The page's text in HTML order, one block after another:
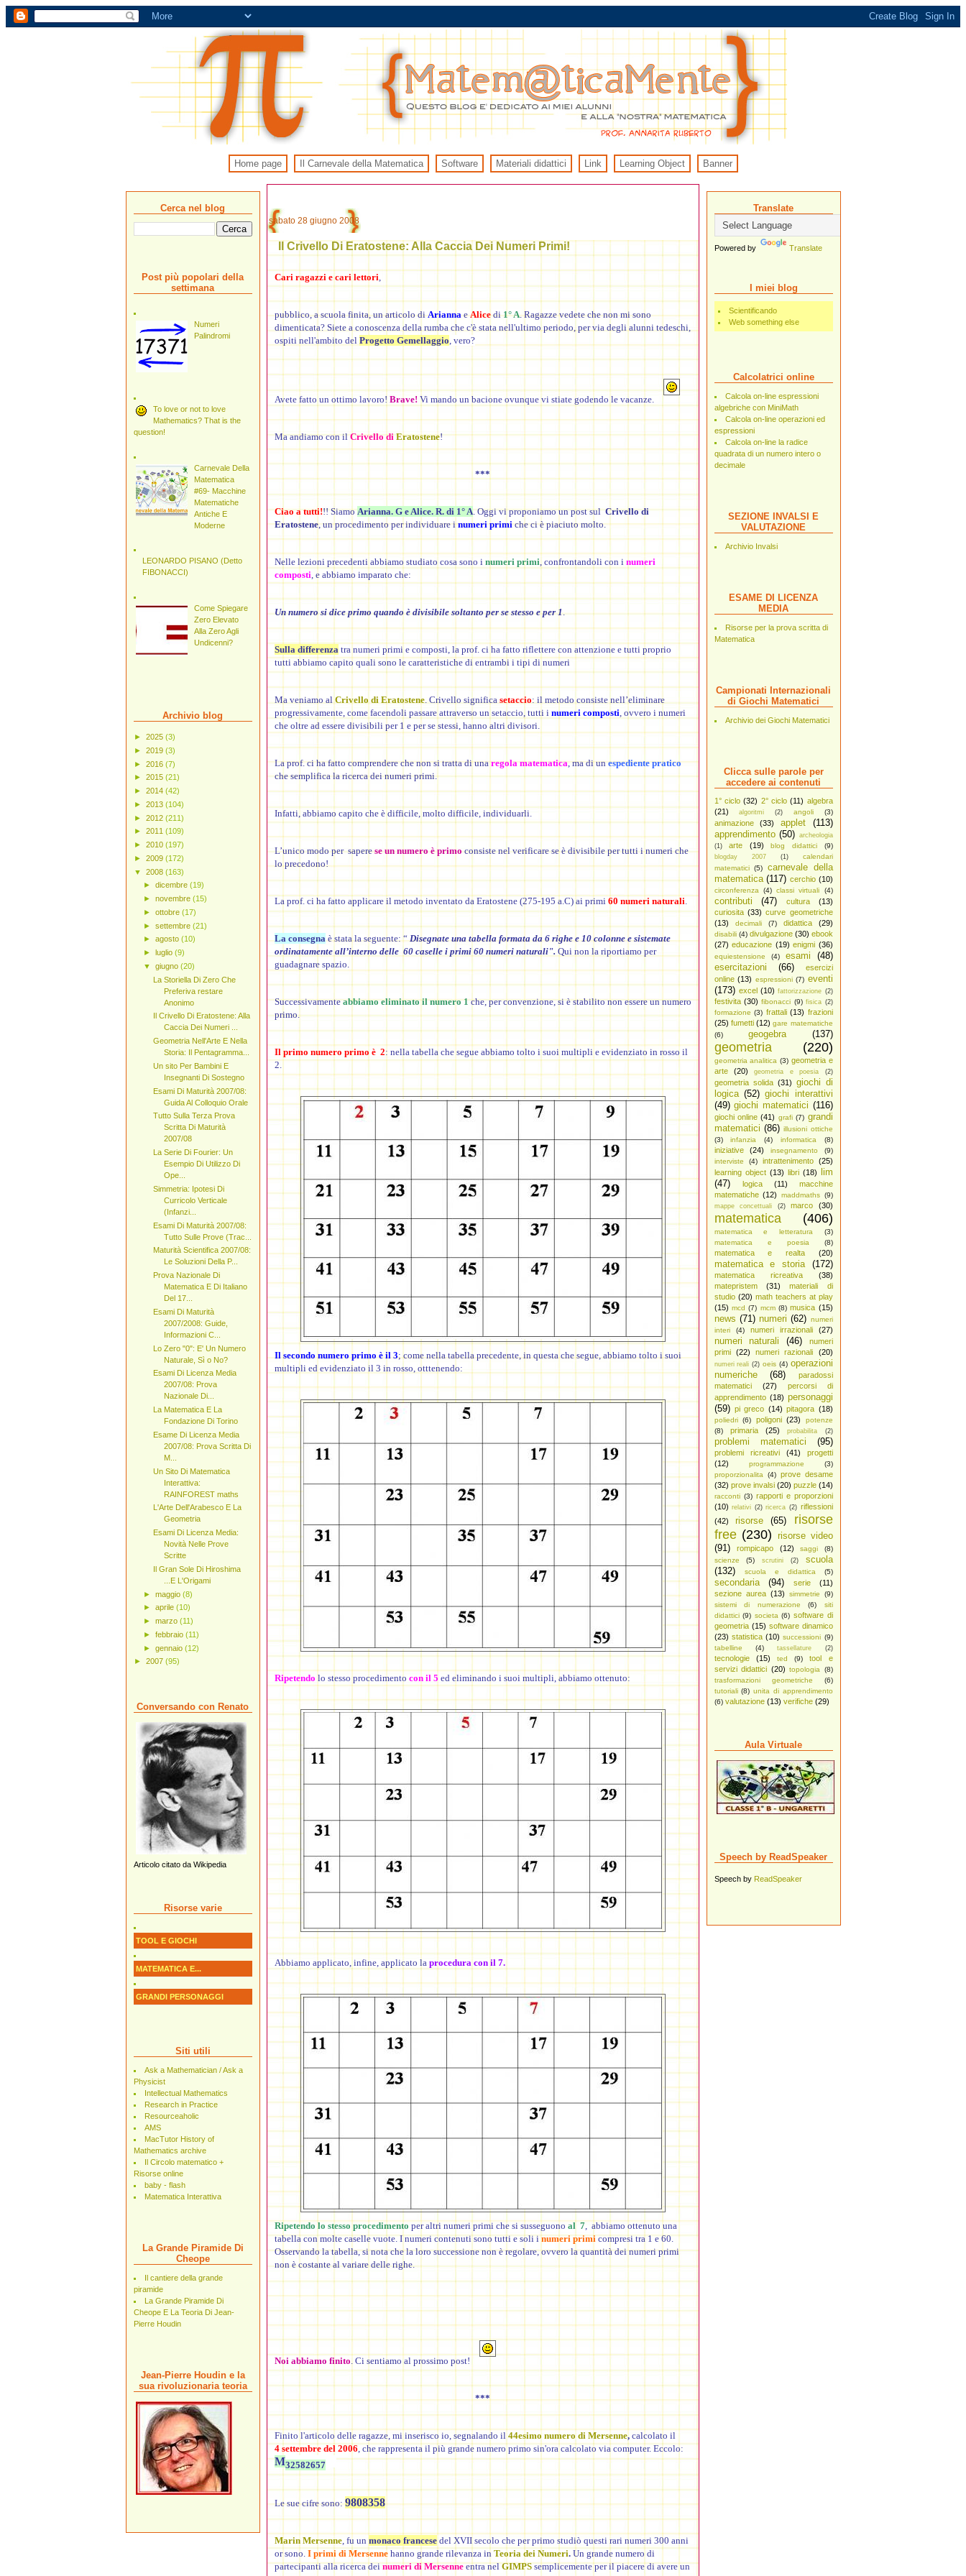
Home page Il Carnevale della Matematica Software Materiali didattici Link Learning Object Banner
Translate
Powered by Translate
I miei blog
Scientificando
Web something else
Calcolatrici online
Calcola on-line espressioni
algebriche con MiniMath
Calcola on-line operazioni ed
espressioni
Calcola on-line la radice
quadrata di un numero intero o
decimale
SEZIONE INVALSI E
VALUTAZIONE
Archivio Invalsi
ESAME DI LICENZA
MEDIA
Risorse per la prova scritta di
Matematica
Campionati Internazionali
di Giochi Matematici
Archivio dei Giochi Matematici
Clicca sulle parole per
accedere ai contenuti
1° ciclo (32) 2° ciclo (11) algebra
(21)
algoritmi (2) angoli (3)
animazione (33) applet
(113)
apprendimento (50) archeologia
(1)
arte (19) blog didattici (9)
blogday 2007 (1)
calendari
matematici
(5)
carnevale della
matematica (117) cerchio (10)
circonferenza (4) classi virtuali (4)
contributi (47) cultura
(13)
curiosita (33) curve geometriche
(13)
decimali (7) didattica (29)
disabili (4) divulgazione (30) ebook
(27) educazione (19) enigmi (36)
equiestensione (4) esami
(48)
esercitazioni
(66)
esercizi
online (13) espressioni (7) eventi
(173) excel (10) fattorizzazione (2)
festivita (30) fibonacci (9) fisica (2)
formazione (3) frattali (13) frazioni
(25) fumetti (12) gare matematiche
(6)
geogebra (137)
geometria (220)
geometria analitica (3) geometria e
arte
(20) geometria e poesia (2)
geometria solida (31) giochi di
logica (52) giochi interattivi
(49) giochi matematici (116)
giochi online (41) grafi (7) grandi
matematici (86) illusioni ottiche
(3)
infanzia (4) informatica (8)
iniziative (24) insegnamento
(9)
interviste
(4) intrattenimento
(25)
learning object (13) libri (18)
lim
(47)
logica (11)
macchine
matematiche (12) maddmaths (9)
mappe concettuali (2) marco (30)
matematica (406)
matematica e letteratura
(3)
matematica e poesia
(8)
matematica e realta (20)
matematica e storia (172)
matematica ricreativa
(38)
matepristem
(31)
materiali di
studio (20) math teachers at play
(15) mcd (7) mcm (8) musica (15)
news (71) numeri (62) numeri
interi
(4) numeri irrazionali (27)
numeri naturali (46)
numeri
primi
(22) numeri razionali (20)
numeri reali (2) oeis (4) operazioni
numeriche
(68)
paradossi
matematici
(27)
percorsi di
apprendimento (18) personaggi
(59) pi greco (14) pitagora (18)
poliedri (6) poligoni (23)
potenze
(8)
primaria (25) probabilita (2)
problemi matematici (95)
problemi ricreativi (41)
progetti
(12)
programmazione
(3)
proporzionalita
(4) prove desame
(32) prove invalsi (20) puzzle (14)
racconti (3) rapporti e proporzioni
(10) relativi (2) ricerca (2) riflessioni
(42)
risorse (65)
risorse
free (230) risorse video
(91)
rompicapo (12) saggi
(8)
scienze
(5) scrutini (2)
scuola
(132)
scuola e didattica (5)
secondaria (94) serie
(11)
sezione aurea (13) simmetrie
(9)
sistemi di numerazione
(6)
siti
didattici (9) societa (6) software di
geometria (15) software dinamico
(23) statistica (10) successioni (9)
tabelline
(4) tassellature (2)
tecnologie (15) ted (9)
tool e
servizi didattici (20) topologia
(8)
trasformazioni geometriche
(6)
tutoriali (8) unita di apprendimento
(6) valutazione (13) verifiche (29)
Aula Virtuale
Speech by ReadSpeaker
Speech by ReadSpeaker
sabato 28 giugno 2008
Il Crivello Di Eratostene: Alla Caccia Dei Numeri Primi!
Cari ragazzi e cari lettori,
pubblico, a scuola finita, un articolo diAriannaeAlicedi1° A. Ragazze vedete che non mi sono
dimenticata? Siete a conoscenza della rumba che c'è stata nell'ultimo periodo, per via degli alunni tedeschi,
ospiti nell'ambito del Progetto Gemellaggio, vero?
Avete fatto un ottimo lavoro! Brave! Vi mando un bacione ovunque vi stiate godendo le vacanze.
Ma andiamo con ilCrivello diEratostene!
***
Ciao a tutti!!! SiamoArianna. G e Alice. R. di 1° A. Oggi vi proponiamo un post sulCrivello di
Eratostene, un procedimento per individuare inumeri primiche ci è piaciuto molto.
Nelle lezioni precedenti abbiamo studiato cosa sono i numeri primi, confrontandoli con i numeri
composti, e abbiamo imparato che:
Un numero si dice primo quando è divisibile soltanto per se stesso e per 1.
Sulla differenzatra numeri primi e composti, la prof. ci ha fatto riflettere con attenzione e tutti proprio
tutti abbiamo capito quali sono le caratteristiche di entrambi i tipi di numeri
Ma veniamo alCrivello di Eratostene. Crivello significasetaccio: il metodo consiste nell’eliminare
progressivamente, come facendoli passare attraverso un setaccio, tutti i numeri composti, ovvero i numeri
che oltre ad essere divisibili per 1 e per se stessi, hanno altri divisori.
La prof. ci ha fatto comprendere che non si tratta di unaregola matematica, ma di unespediente pratico
che semplifica la ricerca dei numeri primi.
Infatti, abbiamo capito che è difficile, molto difficile, individuarli.
L’unico modo per saperese un numero è primoconsiste nel verificare se è divisibile per tutti i numeri che
lo precedono!
La prof. ci ha fatto applicare il metodo inventato da Eratostene (275-195 a.C) ai primi 60 numeri naturali.
La consegnaè stata la seguente: “Disegnate una tabella formata da 6 righe e 10 colonne e sistemate
ordinatamente all’interno delle 60 caselle i primi 60 numeri naturali". Qui non la riportiamo per
guadagnare spazio.
Successivamenteabbiamo eliminato il numero 1che, per convenzione, si è stabilito non essere un numero
primo.
Il primo numero primo è 2: nella tabella che segue abbiamo tolto i suoi multipli e evidenziato in rosso il
2.
Il secondo numero primo è il 3; come nella tabella precedente, in questa che segue, abbiamo tolto i suoi
multipli ed evidenziato il 3 in rosso, otttenendo:
Ripetendo lo stesso procedimento con il 5 ed eliminando i suoi multipli, abbiamo ottenuto:
Abbiamo applicato, infine, applicato la procedura con il 7.
Ripetendo lo stesso procedimento per altri numeri primi che si susseguono al 7, abbiamo ottenuto una
tabella con molte caselle vuote. I numeri contenuti sono tutti e soli inumeri primicompresi tra 1 e 60.
Osservando la tabella, si nota che la loro successione non è regolare, ovvero la quantità dei numeri primi
non è costante al variare delle righe.
Noi abbiamo finito. Ci sentiamo al prossimo post!
***
Finito l'articolo delle ragazze, mi inserisco io, segnalando il 44esimo numero di Mersenne,calcolato il
4 settembre del 2006, che rappresenta il più grande numero primo sin'ora calcolato via computer. Eccolo:
M32582657
Le sue cifre sono:9808358
Marin Mersenne, fu un monaco francesedel XVII secolo che per primo studiò questi rari numeri 300 anni
or sono. I primi di Mersennehanno grande rilevanza in Teoria dei Numeri.Un grande numero di
partecipanti alla ricerca deinumeri di Mersenneentra nelGIMPSsemplicemente per il piacere di avere un
Cerca nel blog
Post più popolari della
settimana
Numeri
Palindromi
To love or not to love
Mathematics? That is the
question!
Carnevale Della
Matematica
#69- Macchine
Matematiche
Antiche E
Moderne
LEONARDO PISANO (Detto
FIBONACCI)
Come Spiegare
Zero Elevato
Alla Zero Agli
Undicenni?
Archivio blog
► 2025 (3)
► 2019 (3)
► 2016 (7)
► 2015 (21)
► 2014 (42)
► 2013 (104)
► 2012 (211)
► 2011 (109)
► 2010 (197)
► 2009 (172)
▼ 2008 (163)
► dicembre (19)
► novembre (15)
► ottobre (17)
► settembre (21)
► agosto (10)
► luglio (9)
▼ giugno (20)
La Storiella Di Zero Che
Preferiva restare
Anonimo
Il Crivello Di Eratostene: Alla
Caccia Dei Numeri ...
Geometria Nell'Arte E Nella
Storia: Il Pentagramma...
Un sito Per Bambini E
Insegnanti Di Sostegno
Esami Di Maturità 2007/08:
Guida Al Colloquio Orale
Tutto Sulla Terza Prova
Scritta Di Maturità
2007/08
La Serie Di Fourier: Un
Esempio Di Utilizzo Di
Ope...
Simmetria: Ipotesi Di
Curricolo Verticale
(Infanzi...
Esami Di Maturità 2007/08:
Tutto Sulle Prove (Trac...
Maturità Scientifica 2007/08:
Le Soluzioni Della P...
Prova Nazionale Di
Matematica E Di Italiano
Del 17...
Esami Di Maturità
2007/2008: Guide,
Informazioni C...
Lo Zero "0": E' Un Numero
Naturale, Sì o No?
Esami Di Licenza Media
2007/08: Prova
Nazionale Di...
La Matematica E La
Fondazione Di Torino
Esame Di Licenza Media
2007/08: Prova Scritta Di
M...
Un Sito Di Matematica
Interattiva:
RAINFOREST maths
L'Arte Dell'Arabesco E La
Geometria
Esami Di Licenza Media:
Novità Nelle Prove
Scritte
Il Gran Sole Di Hiroshima
...E L'Origami
► maggio (8)
► aprile (10)
► marzo (11)
► febbraio (11)
► gennaio (12)
► 2007 (95)
Conversando con Renato
Articolo citato da Wikipedia
Risorse varie
TOOL E GIOCHI
MATEMATICA E...
GRANDI PERSONAGGI
Siti utili
Ask a Mathematician / Ask a
Physicist
Intellectual Mathematics
Research in Practice
Resourceaholic
AMS
MacTutor History of
Mathematics archive
Il Circolo matematico +
Risorse online
baby - flash
Matematica Interattiva
La Grande Piramide Di
Cheope
Il cantiere della grande
piramide
La Grande Piramide Di
Cheope E La Teoria Di Jean-
Pierre Houdin
Jean-Pierre Houdin e la
sua rivoluzionaria teoria